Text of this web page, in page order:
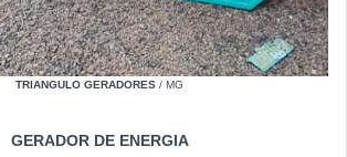
TRIANGULO GERADORES / MG
GERADOR DE ENERGIA